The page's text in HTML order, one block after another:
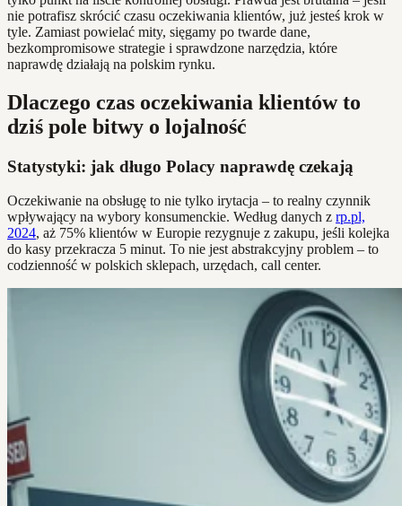
nie potrafisz skrócić czasu oczekiwania klientów, już jesteś krok w
tyle. Zamiast powielać mity, sięgamy po twarde dane,
bezkompromisowe strategie i sprawdzone narzędzia, które
naprawdę działają na polskim rynku.
Dlaczego czas oczekiwania klientów to
dziś pole bitwy o lojalność
Statystyki: jak długo Polacy naprawdę czekają
Oczekiwanie na obsługę to nie tylko irytacja – to realny czynnik
wpływający na wybory konsumenckie. Według danych z rp.pl,
2024, aż 75% klientów w Europie rezygnuje z zakupu, jeśli kolejka
do kasy przekracza 5 minut. To nie jest abstrakcyjny problem – to
codzienność w polskich sklepach, urzędach, call center.